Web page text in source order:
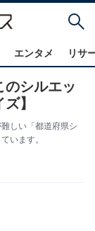
エンタメ リサ
のシルエッ
】
しい「都道府県シ
います。